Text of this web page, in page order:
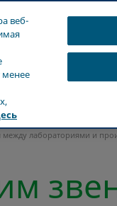
лабораториями и
веб-
менее